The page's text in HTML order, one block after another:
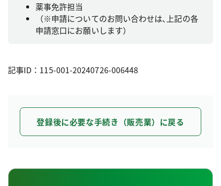
薬事免許担当
（※申請についてのお問い合わせは､上記の各
申請窓口にお願いします）
記事ID：115-001-20240726-006448
登録後に必要な手続き（販売業）に戻る